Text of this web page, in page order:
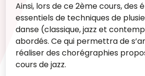
Ainsi, lors de ce 2ème cours, des
essentiels de techniques de
danse (classique, jazz et
abordés. Ce qui permettra de
réaliser des chorégraphies
cours de jazz.